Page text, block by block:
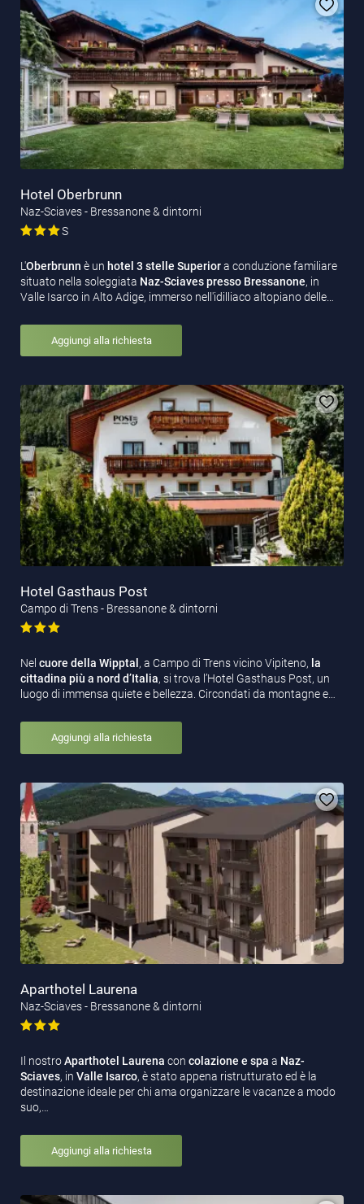
Hotel Oberbrunn
Naz-Sciaves - Bressanone & dintorni
S
L'Oberbrunn è un hotel 3 stelle Superiora conduzione familiare
situato nella soleggiata Naz-Sciaves presso Bressanone, in
Valle Isarco in Alto Adige, immerso nell'idilliaco altopiano delle…
Aggiungi alla richiesta
Hotel Gasthaus Post
Campo di Trens - Bressanone & dintorni
Nel cuore della Wipptal , a Campo di Trens vicino Vipiteno, la
cittadina più a nord d’Italia, si trova l’Hotel Gasthaus Post, un
luogo di immensa quiete e bellezza. Circondati da montagne e…
Aggiungi alla richiesta
Aparthotel Laurena
Naz-Sciaves - Bressanone & dintorni
Il nostroAparthotel Laurena con colazione e spa a Naz-
Sciaves, in Valle Isarco, è stato appena ristrutturato ed è la
destinazione ideale per chi ama organizzare le vacanze a modo
suo,…
Aggiungi alla richiesta